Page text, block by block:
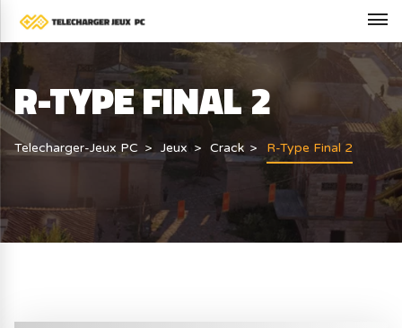
R-TYPE FINAL 2
Telecharger-Jeux PC Jeux Crack R-Type Final 2